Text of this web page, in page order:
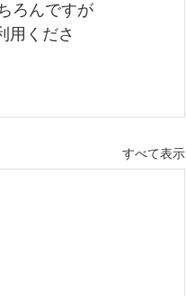
ろんですが
用くださ
すべて表示